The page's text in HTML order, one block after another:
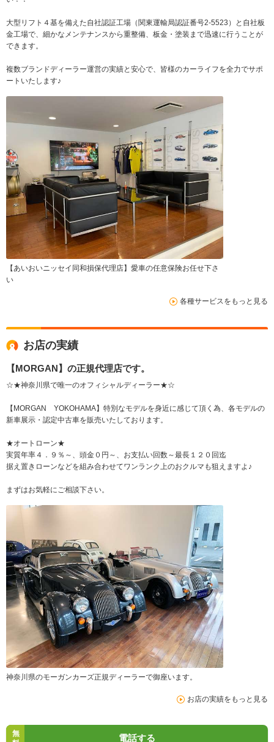
大型リフト４基を備えた自社認証工場（関東運輸局認証番号2-5523）と自社板
金工場で、細かなメンテナンスから重整備、板金・塗装まで迅速に行うことが
できます。
複数ブランドディーラー運営の実績と安心で、皆様のカーライフを全力でサポ
ートいたします♪
【あいおいニッセイ同和損保代理店】愛車の任意保険お任せ下さ
い
各種サービスをもっと見る
お店の実績
【MORGAN】の正規代理店です。
☆★神奈川県で唯一のオフィシャルディーラー★☆
【MORGAN YOKOHAMA】特別なモデルを身近に感じて頂く為、各モデルの
新車展示・認定中古車を販売いたしております。
★オートローン★
実質年率４．９％～、頭金０円～、お支払い回数～最長１２０回迄
据え置きローンなどを組み合わせてワンランク上のおクルマも狙えますよ♪
まずはお気軽にご相談下さい。
神奈川県のモーガンカーズ正規ディーラーで御座います。
お店の実績をもっと見る
無
電話する